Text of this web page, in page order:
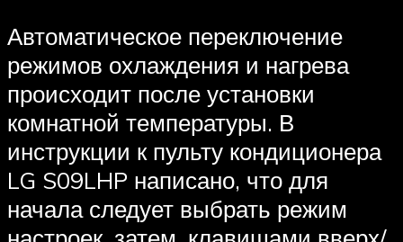
Автоматическое переключение
режимов охлаждения и нагрева
происходит после установки
комнатной температуры. В
инструкции к пульту кондиционера
LG S09LHP написано, что для
начала следует выбрать режим